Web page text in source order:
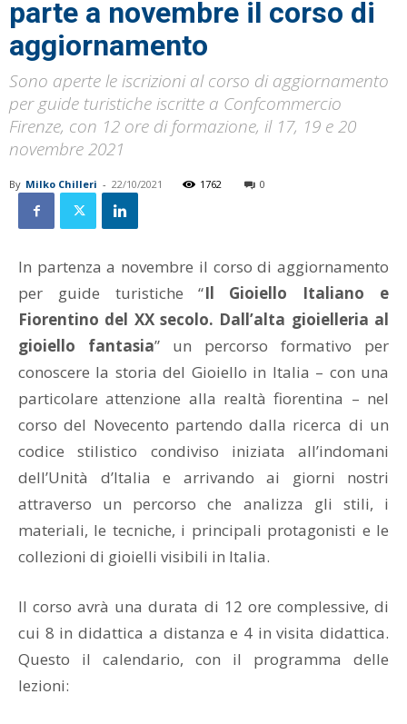
parte a novembre il corso di
aggiornamento
Sono aperte le iscrizioni al corso di aggiornamento
per guide turistiche iscritte a Confcommercio
Firenze, con 12 ore di formazione, il 17, 19 e 20
novembre 2021
By Milko Chilleri - 22/10/2021 1762 0
In partenza a novembre il corso di aggiornamento
per guide turistiche “Il Gioiello Italiano e
Fiorentino del XX secolo. Dall’alta gioielleria al
gioiello fantasia” un percorso formativo per
conoscere la storia del Gioiello in Italia – con una
particolare attenzione alla realtà fiorentina – nel
corso del Novecento partendo dalla ricerca di un
codice stilistico condiviso iniziata all’indomani
dell’Unità d’Italia e arrivando ai giorni nostri
attraverso un percorso che analizza gli stili, i
materiali, le tecniche, i principali protagonisti e le
collezioni di gioielli visibili in Italia.
Il corso avrà una durata di 12 ore complessive, di
cui 8 in didattica a distanza e 4 in visita didattica.
Questo il calendario, con il programma delle
lezioni: